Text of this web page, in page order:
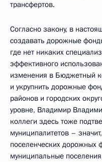
трансфертов.
Согласно закону, в
создавать дорожные
где нет никаких
эффективного
изменения в Бюджетный
и укрупнить дорожные
районов и городских
уровне, Владимир
коллеги здесь тоже
муниципалитетов –
поселенческих дорожных
муниципальные